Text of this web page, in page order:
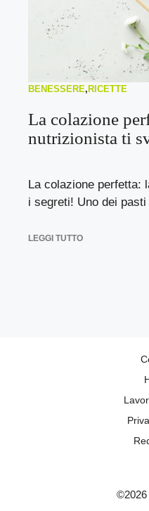
BENESSERE,RICETTE
La colazione
nutrizionista ti
La colazione perfetta:
i segreti! Uno dei
LEGGI TUTTO
©2026